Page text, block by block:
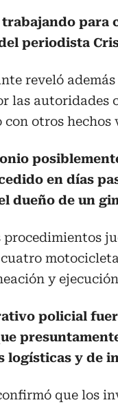
trabajando para
periodista
reveló
las autoridades
con otros
en días
dueño de un
procedimientos
y
policial
logísticas y de
que los